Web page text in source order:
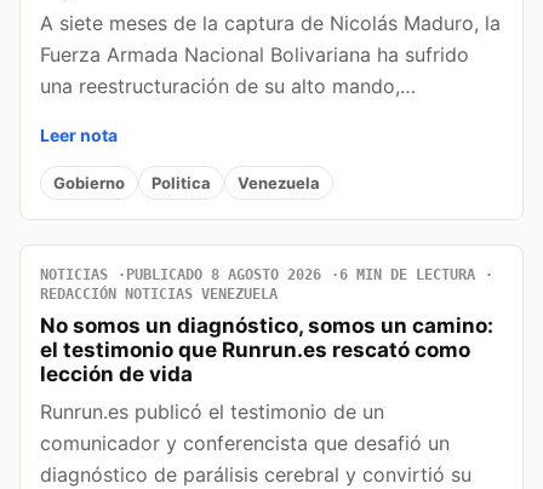
A siete meses de la captura de Nicolás Maduro, la
Fuerza Armada Nacional Bolivariana ha sufrido
una reestructuración de su alto mando,…
Leer nota
Gobierno Politica Venezuela
NOTICIAS PUBLICADO 8 AGOSTO 2026
6 MIN DE LECTURA
REDACCIÓN NOTICIAS VENEZUELA
No somos un diagnóstico, somos un camino:
el testimonio que Runrun.es rescató como
lección de vida
Runrun.es publicó el testimonio de un
comunicador y conferencista que desafió un
diagnóstico de parálisis cerebral y convirtió su